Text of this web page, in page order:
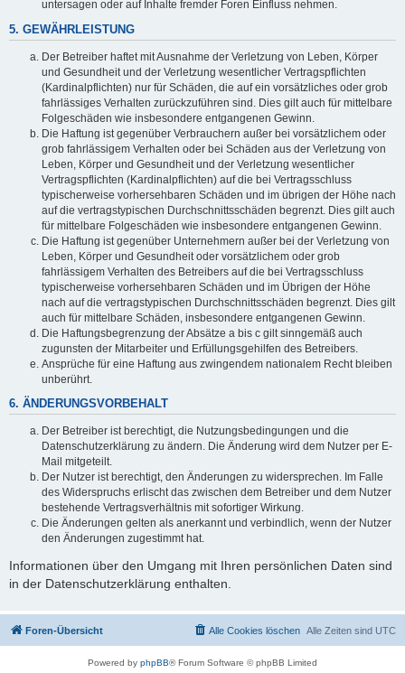
untersagen oder auf Inhalte fremder Foren Einfluss nehmen.
5. GEWÄHRLEISTUNG
Der Betreiber haftet mit Ausnahme der Verletzung von Leben, Körper
und Gesundheit und der Verletzung wesentlicher Vertragspflichten
(Kardinalpflichten) nur für Schäden, die auf ein vorsätzliches oder grob
fahrlässiges Verhalten zurückzuführen sind. Dies gilt auch für mittelbare
Folgeschäden wie insbesondere entgangenen Gewinn.
Die Haftung ist gegenüber Verbrauchern außer bei vorsätzlichem oder
grob fahrlässigem Verhalten oder bei Schäden aus der Verletzung von
Leben, Körper und Gesundheit und der Verletzung wesentlicher
Vertragspflichten (Kardinalpflichten) auf die bei Vertragsschluss
typischerweise vorhersehbaren Schäden und im übrigen der Höhe nach
auf die vertragstypischen Durchschnittsschäden begrenzt. Dies gilt auch
für mittelbare Folgeschäden wie insbesondere entgangenen Gewinn.
Die Haftung ist gegenüber Unternehmern außer bei der Verletzung von
Leben, Körper und Gesundheit oder vorsätzlichem oder grob
fahrlässigem Verhalten des Betreibers auf die bei Vertragsschluss
typischerweise vorhersehbaren Schäden und im Übrigen der Höhe
nach auf die vertragstypischen Durchschnittsschäden begrenzt. Dies gilt
auch für mittelbare Schäden, insbesondere entgangenen Gewinn.
Die Haftungsbegrenzung der Absätze a bis c gilt sinngemäß auch
zugunsten der Mitarbeiter und Erfüllungsgehilfen des Betreibers.
Ansprüche für eine Haftung aus zwingendem nationalem Recht bleiben
unberührt.
6. ÄNDERUNGSVORBEHALT
Der Betreiber ist berechtigt, die Nutzungsbedingungen und die
Datenschutzerklärung zu ändern. Die Änderung wird dem Nutzer per E-
Mail mitgeteilt.
Der Nutzer ist berechtigt, den Änderungen zu widersprechen. Im Falle
des Widerspruchs erlischt das zwischen dem Betreiber und dem Nutzer
bestehende Vertragsverhältnis mit sofortiger Wirkung.
Die Änderungen gelten als anerkannt und verbindlich, wenn der Nutzer
den Änderungen zugestimmt hat.
Informationen über den Umgang mit Ihren persönlichen Daten sind
in der Datenschutzerklärung enthalten.
Foren-Übersicht Alle Zeiten sind UTC
Alle Cookies löschen
Powered by phpBB® Forum Software © phpBB Limited